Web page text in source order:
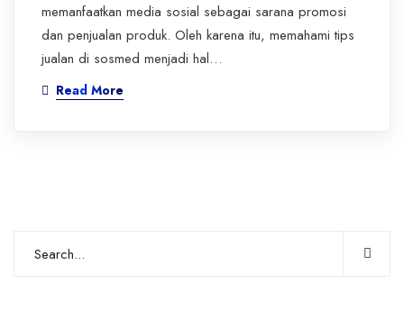
memanfaatkan media sosial sebagai sarana promosi
dan penjualan produk. Oleh karena itu, memahami tips
jualan di sosmed menjadi hal…
Read More